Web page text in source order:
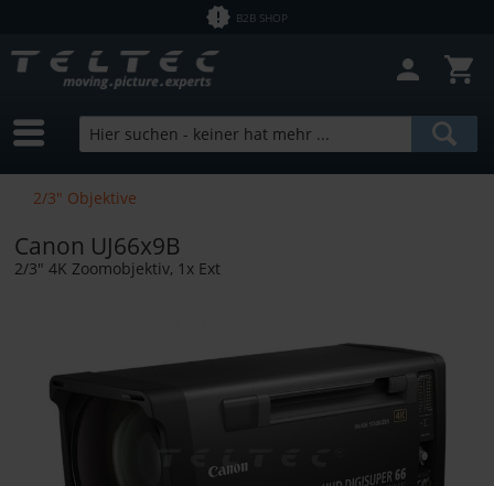
B2B SHOP
2/3" Objektive
Canon UJ66x9B
2/3" 4K Zoomobjektiv, 1x Ext
Sofort lieferbar
Hersteller
von